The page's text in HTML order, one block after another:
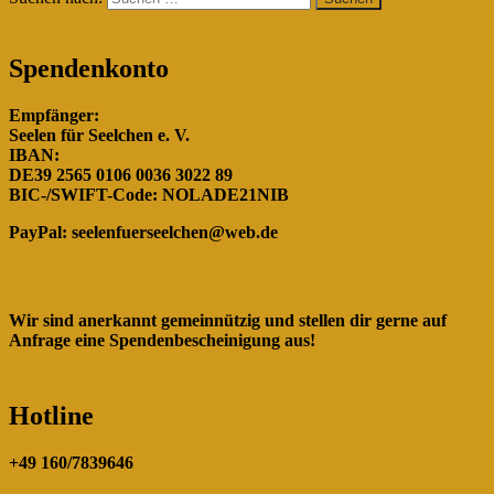
Spendenkonto
Empfänger:
Seelen für Seelchen e. V.
IBAN:
DE39 2565 0106 0036 3022 89
BIC-/SWIFT-Code: NOLADE21NIB
PayPal: seelenfuerseelchen@web.de
Wir sind anerkannt gemeinnützig und stellen dir gerne auf
Anfrage eine Spendenbescheinigung aus!
Hotline
+49 160/7839646